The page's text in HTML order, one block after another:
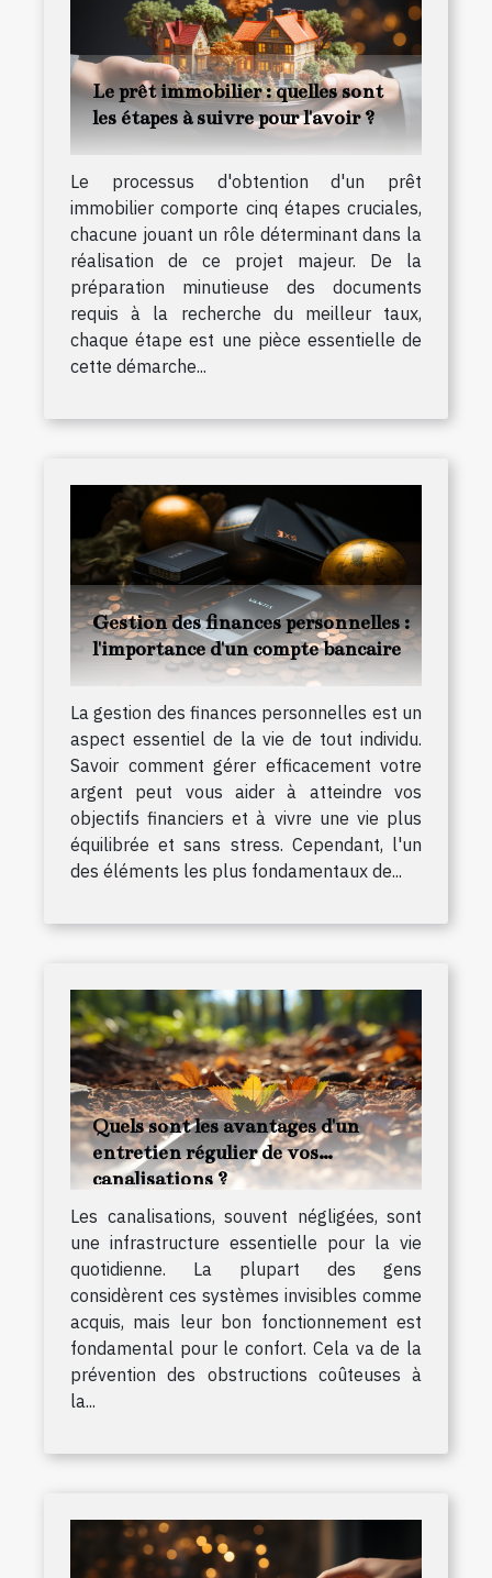
Le prêt immobilier : quelles sont
les étapes à suivre pour l'avoir ?
Le processus d'obtention d'un prêt
immobilier comporte cinq étapes cruciales,
chacune jouant un rôle déterminant dans la
réalisation de ce projet majeur. De la
préparation minutieuse des documents
requis à la recherche du meilleur taux,
chaque étape est une pièce essentielle de
cette démarche...
Gestion des finances personnelles :
l'importance d'un compte bancaire
La gestion des finances personnelles est un
aspect essentiel de la vie de tout individu.
Savoir comment gérer efficacement votre
argent peut vous aider à atteindre vos
objectifs financiers et à vivre une vie plus
équilibrée et sans stress. Cependant, l'un
des éléments les plus fondamentaux de...
Quels sont les avantages d'un
entretien régulier de vos
canalisations ?
Les canalisations, souvent négligées, sont
une infrastructure essentielle pour la vie
quotidienne. La plupart des gens
considèrent ces systèmes invisibles comme
acquis, mais leur bon fonctionnement est
fondamental pour le confort. Cela va de la
prévention des obstructions coûteuses à
la...